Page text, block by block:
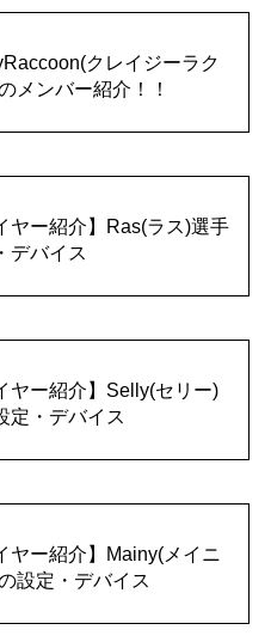
クレイジーラク
メンバー紹介！！
ヤー紹介】Ras(ラス)選手
デバイス
ヤー紹介】Selly(セリー)
定・デバイス
ヤー紹介】Mainy(メイニ
設定・デバイス